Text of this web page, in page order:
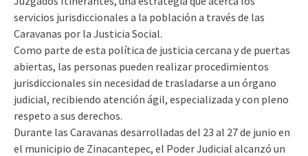
servicios jurisdiccionales a la población a través de las
Caravanas por la Justicia Social.
Como parte de esta política de justicia cercana y de puertas
abiertas, las personas pueden realizar procedimientos
jurisdiccionales sin necesidad de trasladarse a un órgano
judicial, recibiendo atención ágil, especializada y con pleno
respeto a sus derechos.
Durante las Caravanas desarrolladas del 23 al 27 de junio en
el municipio de Zinacantepec, el Poder Judicial alcanzó un